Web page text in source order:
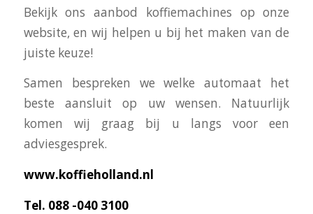
Bekijk ons aanbod koffiemachines op onze
website, en wij helpen u bij het maken van de
juiste keuze!
Samen bespreken we welke automaat het
beste aansluit op uw wensen. Natuurlijk
komen wij graag bij u langs voor een
adviesgesprek.
www.koffieholland.nl
Tel. 088 -040 3100